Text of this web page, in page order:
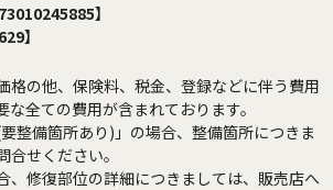
】
】
格の他、保険料、税金、登録などに伴う費用
な全ての費用が含まれております。
要整備箇所あり)」の場合、整備箇所につきま
合せください。
、修復部位の詳細につきましては、販売店へ